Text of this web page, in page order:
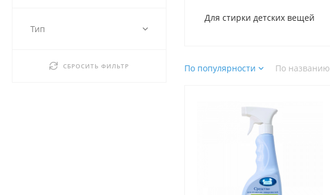
Тип
СБРОСИТЬ ФИЛЬТР
Для стирки детских вещей
По популярности По названию